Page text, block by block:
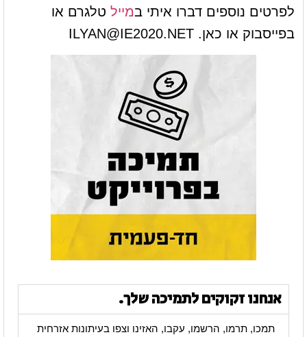
לפרטים נוספים דברו איתי במייל טלגרם או
בפייסבוק או כאן. ILYAN@IE2020.NET
אנחנו זקוקים לתמיכה שלך.
תמכו, תרמו, הרשמו, עקבו, האזינו וצפו בעיתונות אזרחית